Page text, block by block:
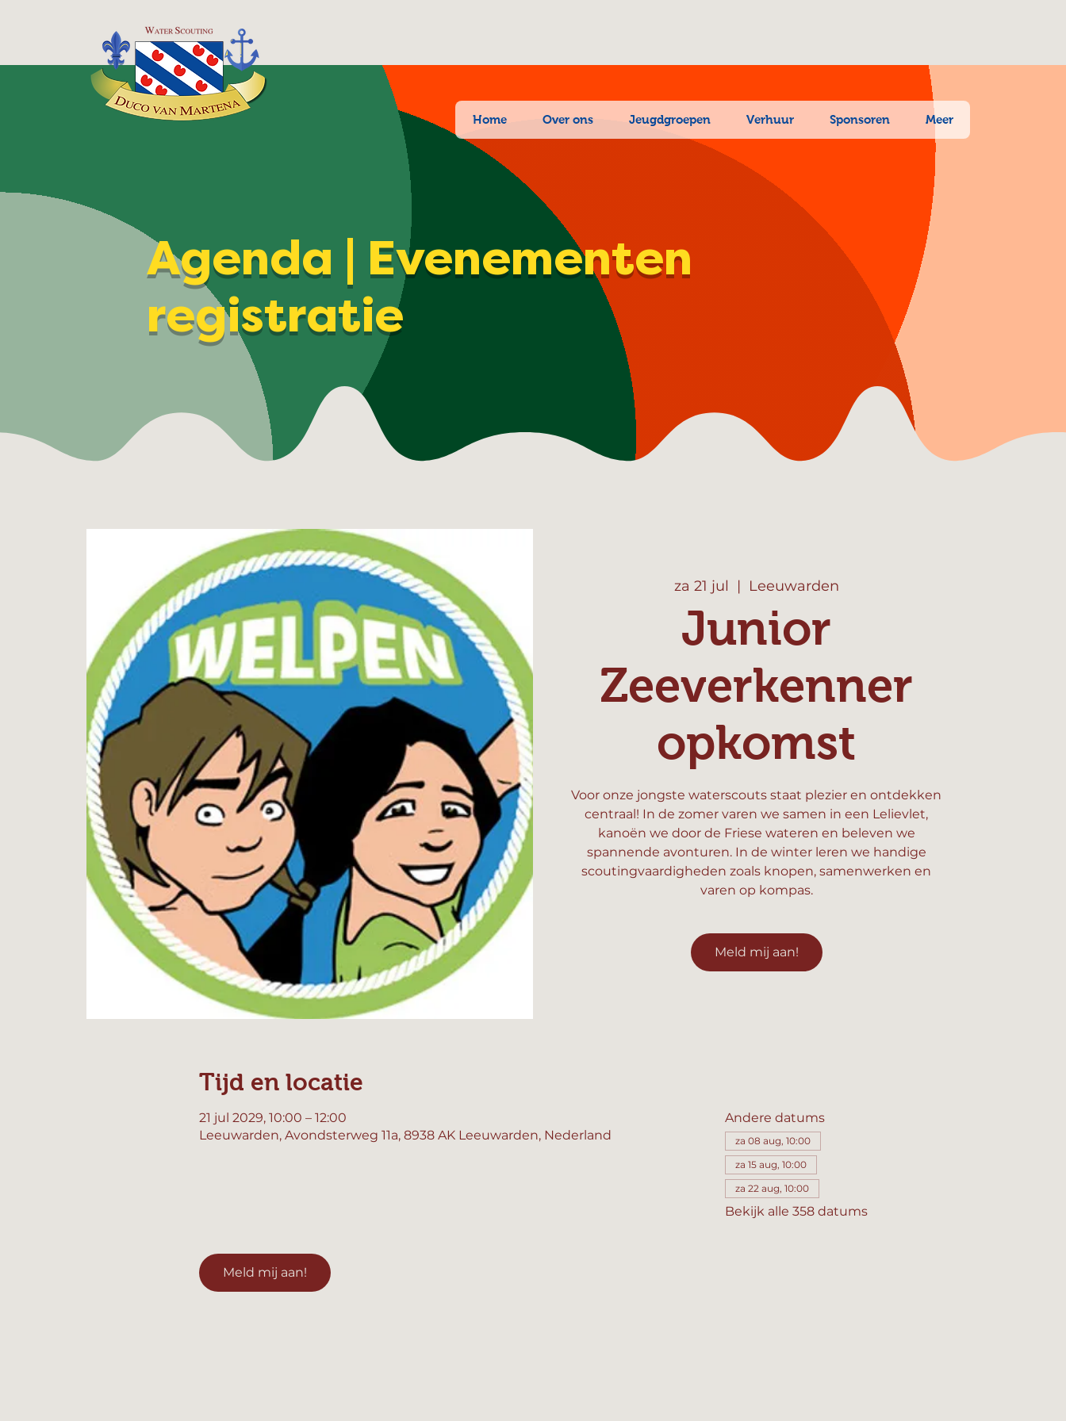
Home Over ons Jeugdgroepen Verhuur Sponsoren Meer
Agenda | Evenementen
registratie
za 21 jul
  |
Leeuwarden
Junior
Zeeverkenner
opkomst
Voor onze jongste waterscouts staat plezier en ontdekken
centraal! In de zomer varen we samen in een Lelievlet,
kanoën we door de Friese wateren en beleven we
spannende avonturen. In de winter leren we handige
scoutingvaardigheden zoals knopen, samenwerken en
varen op kompas.
Meld mij aan!
Tijd en locatie
21 jul 2029, 10:00 – 12:00
Leeuwarden, Avondsterweg 11a, 8938 AK Leeuwarden, Nederland
Andere datums
za 08 aug, 10:00
za 15 aug, 10:00
za 22 aug, 10:00
Bekijk alle 358 datums
Meld mij aan!